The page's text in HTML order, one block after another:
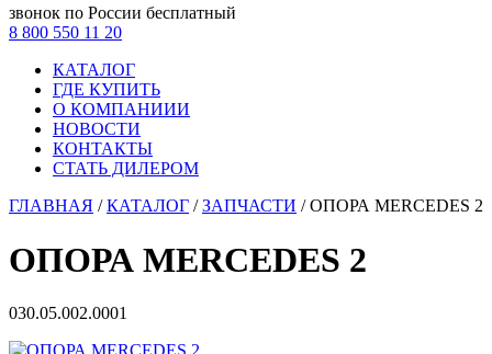
звонок по России бесплатный
8 800 550 11 20
КАТАЛОГ
ГДЕ КУПИТЬ
О КОМПАНИИИ
НОВОСТИ
КОНТАКТЫ
СТАТЬ ДИЛЕРОМ
ГЛАВНАЯ /КАТАЛОГ /ЗАПЧАСТИ /ОПОРА MERCEDES 2
ОПОРА MERCEDES 2
030.05.002.0001